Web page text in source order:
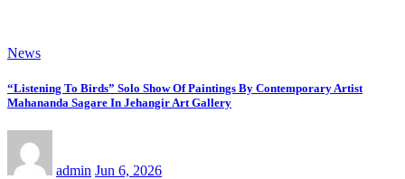
News
“Listening To Birds” Solo Show Of Paintings By Contemporary Artist
Mahananda Sagare In Jehangir Art Gallery
admin Jun 6, 2026